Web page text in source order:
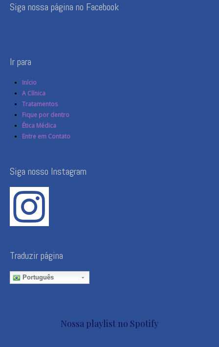
Siga nossa página no Facebook
Ir para
Início
A Clínica
Tratamentos
Fique por dentro
Ética Médica
Entre em Contato
Siga nosso Instagram
Traduzir página
Português
Nossa playlist no Spotify